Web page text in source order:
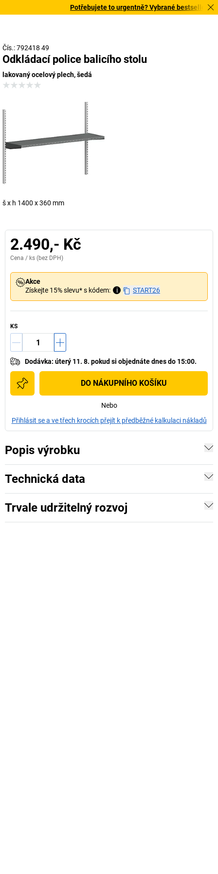
Potřebujete to urgentně? Vybrané bestsellery
Čís.: 792418 49
Odkládací police balicího stolu
lakovaný ocelový plech, šedá
š x h 1400 x 360 mm
2.490,- Kč
Cena / ks (bez DPH)
Akce
Získejte 15% slevu* s kódem:
i START26
KS
Dodávka: úterý 11. 8. pokud si objednáte dnes do 15:00.
DO NÁKUPNÍHO KOŠÍKU
Nebo
Přihlásit se a ve třech krocích přejít k předběžné kalkulaci nákladů
Popis výrobku
Technická data
Trvale udržitelný rozvoj